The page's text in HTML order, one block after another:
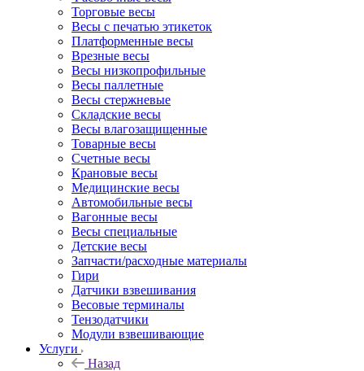
Торговые весы
Весы с печатью этикеток
Платформенные весы
Врезные весы
Весы низкопрофильные
Весы паллетные
Весы стержневые
Складские весы
Весы влагозащищенные
Товарные весы
Счетные весы
Крановые весы
Медицинские весы
Автомобильные весы
Вагонные весы
Весы специальные
Детские весы
Запчасти/расходные материалы
Гири
Датчики взвешивания
Весовые терминалы
Тензодатчики
Модули взвешивающие
Услуги
Назад